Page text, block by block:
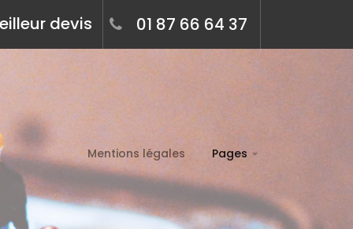
devis 01 87 66 64 37
Mentions légales Pages